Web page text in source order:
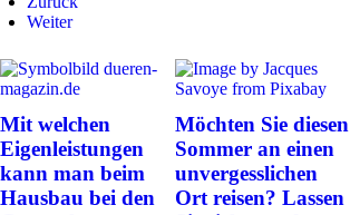
Weiter
Mit welchen
Eigenleistungen
kann man beim
Hausbau bei den
Möchten Sie diesen
Sommer an einen
unvergesslichen
Ort reisen? Lassen